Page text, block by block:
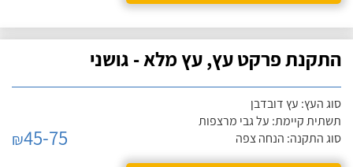
התקנת פרקט עץ, עץ מלא - גושני
סוג העץ: עץ דובדבן
תשתית קיימת: על גבי מרצפות
סוג התקנה: הנחה צפה
₪45-75